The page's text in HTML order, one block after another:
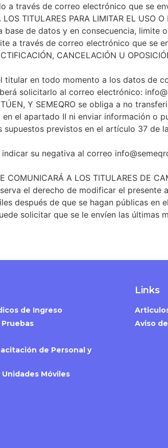
a través de correo electrónico que se
TITULARES PARA LIMITAR EL USO
de datos y en consecuencia, limite
a través de correo electrónico que se
CANCELACIÓN U
en todo momento a los datos de
solicitarlo al correo electrónico:
Y SEMEQRO se obliga a no
el apartado II ni enviar información o
previstos en el artículo 37 de
su negativa al correo
A LOS TITULARES DE
el derecho de modificar el
después de que se hagan públicas en
solicitar que se le envíen las últimas
de Ingreso
de Personal y
Móviles
Links
Aviso